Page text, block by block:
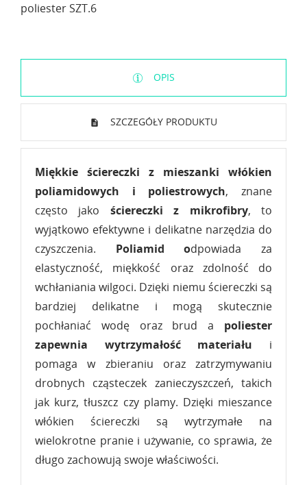
poliester SZT.6
OPIS
SZCZEGÓŁY PRODUKTU
Miękkie ściereczki z mieszanki włókien
poliamidowych i poliestrowych, znane
często jako ściereczki z mikrofibry, to
wyjątkowo efektywne i delikatne narzędzia do
czyszczenia. Poliamid odpowiada za
elastyczność, miękkość oraz zdolność do
wchłaniania wilgoci. Dzięki niemu ściereczki są
bardziej delikatne i mogą skutecznie
pochłaniać wodę oraz brud a poliester
zapewnia wytrzymałość materiału i
pomaga w zbieraniu oraz zatrzymywaniu
drobnych cząsteczek zanieczyszczeń, takich
jak kurz, tłuszcz czy plamy. Dzięki mieszance
włókien ściereczki są wytrzymałe na
wielokrotne pranie i używanie, co sprawia, że
długo zachowują swoje właściwości.